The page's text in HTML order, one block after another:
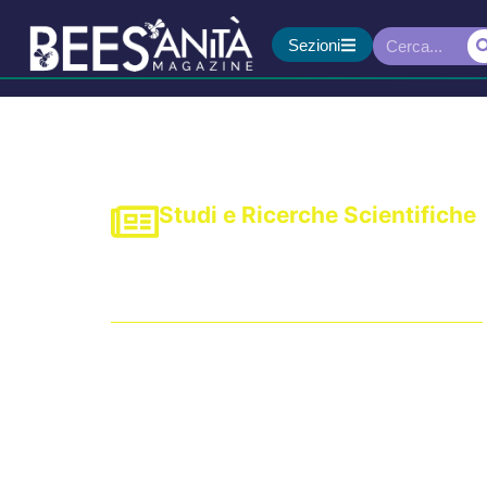
Sezioni
Studi e Ricerche Scientifiche